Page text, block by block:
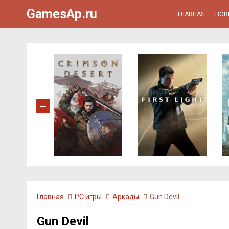
GamesAp.ru ГЛАВНАЯ
Главная PC игры Аркады Gun Devil
Gun Devil